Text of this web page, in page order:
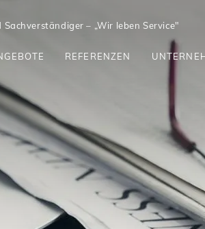
– „Wir leben Service"
REFERENZEN